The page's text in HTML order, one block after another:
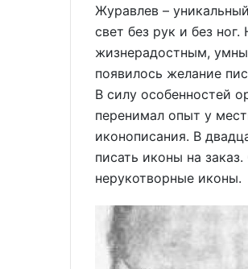
Журавлев –
свет без рук и без
жизнерадостным,
появилось желание
В силу особенностей
перенимал опыт у
иконописания. В
писать иконы на
нерукотворные иконы.